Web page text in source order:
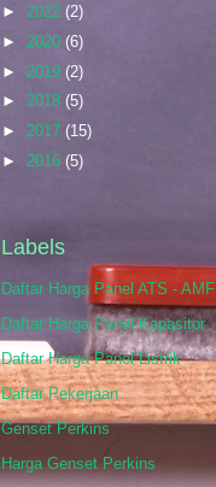
► 2022 (2)
► 2020 (6)
► 2019 (2)
► 2018 (5)
► 2017 (15)
► 2016 (5)
Labels
Daftar Harga Panel ATS - AMF
Daftar Harga Panel Kapasitor
Daftar Harga Panel Listrik
Daftar Pekerjaan
Genset Perkins
Harga Genset Perkins